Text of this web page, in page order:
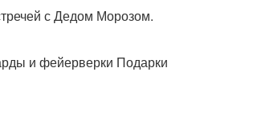
с Дедом Морозом.
и фейерверки Подарки